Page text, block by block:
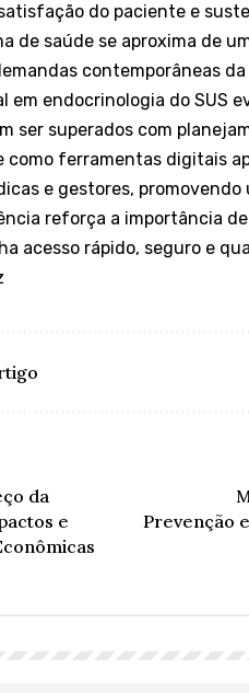
do paciente e
de saúde se aproxima de
contemporâneas
endocrinologia do SUS
ser superados com
como ferramentas digitais
e gestores,
reforça a importância
acesso rápido, seguro e
da
e
Prevenção